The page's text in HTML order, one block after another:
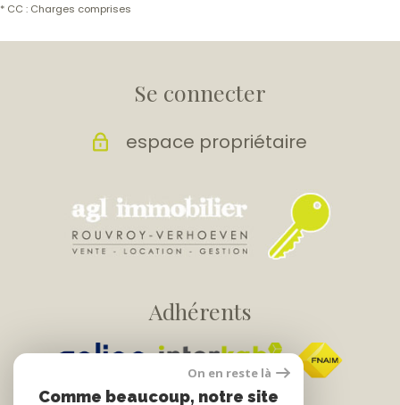
* CC : Charges comprises
Se connecter
espace propriétaire
Adhérents
On en reste là
Comme beaucoup, notre site